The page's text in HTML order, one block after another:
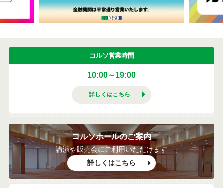
コルソ営業時間
10:00～19:00
詳しくはこちら
コルソホールのご案内
講演や販売会にご利用いただけます
詳しくはこちら